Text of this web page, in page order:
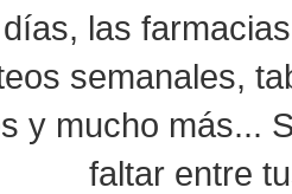
las
semanales,
y mucho más...
faltar entre